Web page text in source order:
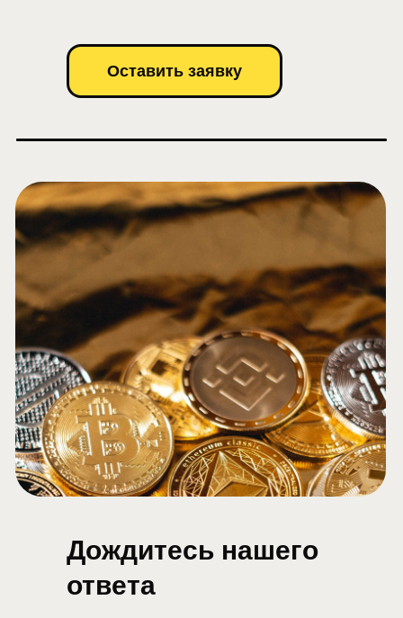
Оставить заявку
Дождитесь нашего
ответа